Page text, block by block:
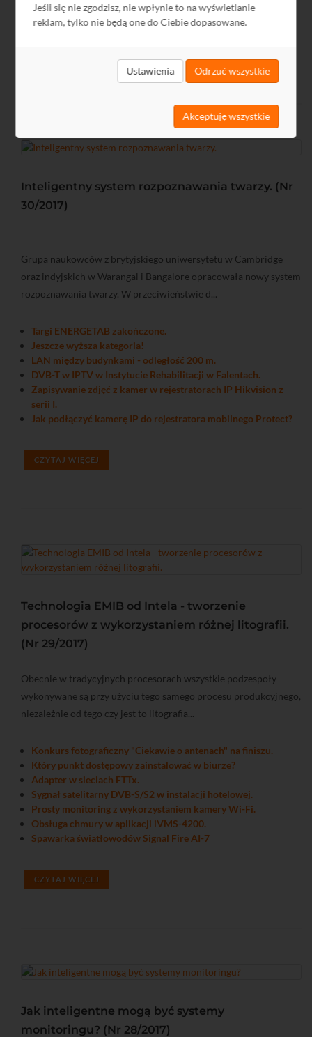
Jeśli się nie zgodzisz, nie wpłynie to na wyświetlanie
reklam, tylko nie będą one do Ciebie dopasowane.
Ustawienia Odrzuć wszystkie
Akceptuję wszystkie
IP?
Inteligentny system rozpoznawania twarzy. (Nr
30/2017)
Grupa naukowców z brytyjskiego uniwersytetu w Cambridge
oraz indyjskich w Warangal i Bangalore opracowała nowy system
rozpoznawania twarzy. W przeciwieństwie d...
Targi ENERGETAB zakończone.
Jeszcze wyższa kategoria!
LAN między budynkami - odległość 200 m.
DVB-T w IPTV w Instytucie Rehabilitacji w Falentach.
Zapisywanie zdjęć z kamer w rejestratorach IP Hikvision z
serii I.
Jak podłączyć kamerę IP do rejestratora mobilnego Protect?
CZYTAJ WIĘCEJ
Technologia EMIB od Intela - tworzenie
procesorów z wykorzystaniem różnej litografii.
(Nr 29/2017)
Obecnie w tradycyjnych procesorach wszystkie podzespoły
wykonywane są przy użyciu tego samego procesu produkcyjnego,
niezależnie od tego czy jest to litografia...
Konkurs fotograficzny "Ciekawie o antenach" na finiszu.
Który punkt dostępowy zainstalować w biurze?
Adapter w sieciach FTTx.
Sygnał satelitarny DVB-S/S2 w instalacji hotelowej.
Prosty monitoring z wykorzystaniem kamery Wi-Fi.
Obsługa chmury w aplikacji iVMS-4200.
Spawarka światłowodów Signal Fire AI-7
CZYTAJ WIĘCEJ
Jak inteligentne mogą być systemy
monitoringu? (Nr 28/2017)